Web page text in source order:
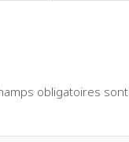
obligatoires